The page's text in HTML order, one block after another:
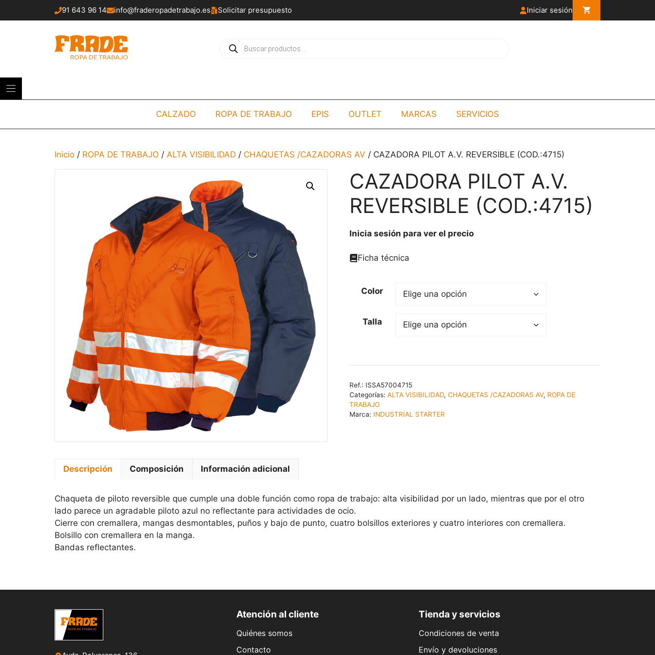
91 643 96 14 info@fraderopadetrabajo.es Solicitar presupuesto Iniciar sesión
Búsqueda
de
CALZADO ROPA DE TRABAJO EPIS OUTLET MARCAS SERVICIOS
Inicio / ROPA DE TRABAJO / ALTA VISIBILIDAD / CHAQUETAS /CAZADORAS AV / CAZADORA PILOT A.V. REVERSIBLE (COD.:4715)
CAZADORA PILOT A.V.
REVERSIBLE (COD.:4715)
Inicia sesión para ver el precio
Ficha técnica
Color
Talla
Ref.: ISSA57004715
Categorías: ALTA VISIBILIDAD, CHAQUETAS /CAZADORAS AV, ROPA DE
TRABAJO
Marca: INDUSTRIAL STARTER
Descripción Composición Información adicional
Chaqueta de piloto reversible que cumple una doble función como ropa de trabajo: alta visibilidad por un lado, mientras que por el otro
lado parece un agradable piloto azul no reflectante para actividades de ocio.
Cierre con cremallera, mangas desmontables, puños y bajo de punto, cuatro bolsillos exteriores y cuatro interiores con cremallera.
Bolsillo con cremallera en la manga.
Bandas reflectantes.
Atención al cliente
Quiénes somos
Contacto
Tienda y servicios
Condiciones de venta
Envío y devoluciones